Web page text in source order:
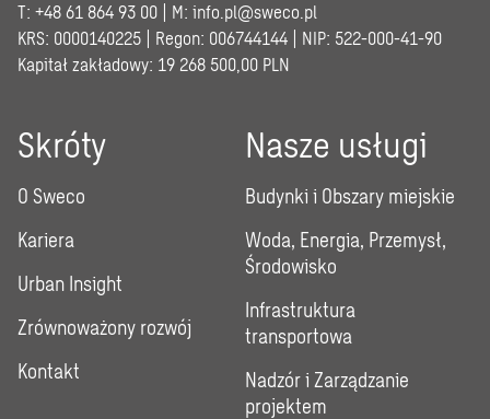
T: +48 61 864 93 00 | M: info.pl@sweco.pl
KRS: 0000140225 | Regon: 006744144 | NIP: 522-000-41-90
Kapitał zakładowy: 19 268 500,00 PLN
Skróty
O Sweco
Kariera
Urban Insight
Zrównoważony rozwój
Kontakt
Nasze usługi
Budynki i Obszary miejskie
Woda, Energia, Przemysł,
Środowisko
Infrastruktura
transportowa
Nadzór i Zarządzanie
projektem